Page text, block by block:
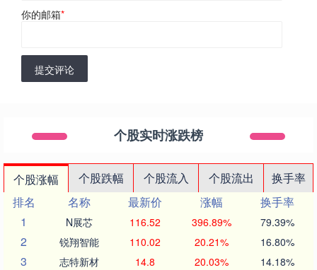
你的邮箱*
提交评论
个股实时涨跌榜
个股涨幅 个股跌幅 个股流入 个股流出
换手率
排名
名称 最新价 涨幅
换手率
1
N展芯 116.52 396.89% 79.39%
2 锐翔智能 110.02 20.21% 16.80%
3 志特新材 14.8 20.03% 14.18%